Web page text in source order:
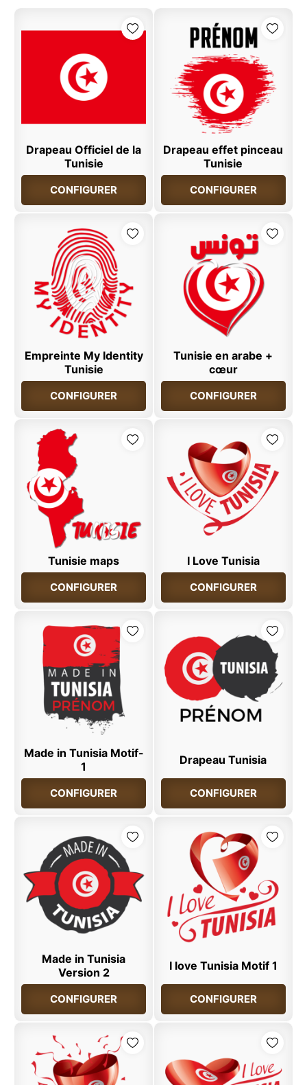
Drapeau Officiel de la
Tunisie
CONFIGURER
Drapeau effet pinceau
Tunisie
CONFIGURER
Empreinte My Identity
Tunisie
CONFIGURER
Tunisie en arabe +
cœur
CONFIGURER
Tunisie maps
CONFIGURER
I Love Tunisia
CONFIGURER
Made in Tunisia Motif-
1
CONFIGURER
Drapeau Tunisia
CONFIGURER
Made in Tunisia
Version 2
CONFIGURER
I love Tunisia Motif 1
CONFIGURER